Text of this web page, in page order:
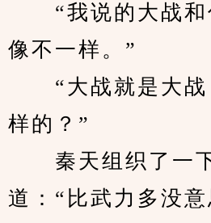
“我说的大战和
像不一样。”
“大战就是大战
样的？”
秦天组织了一
道：“比武力多没